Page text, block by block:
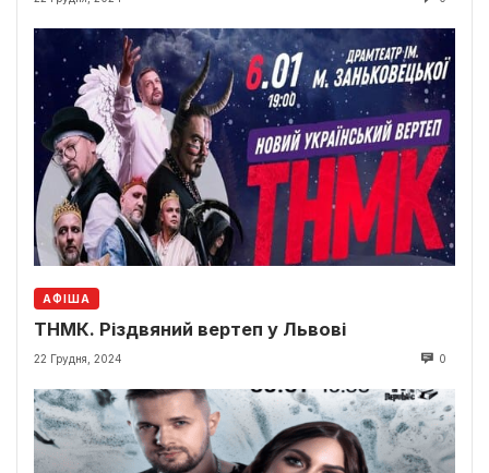
АФІША
ТНМК. Різдвяний вертеп у Львові
22 Грудня, 2024 0